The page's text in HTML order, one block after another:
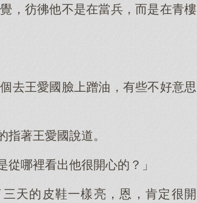
，彷彿他不是在當兵，而是在青樓
去王愛國臉上蹭油，有些不好意思
指著王愛國說道。
哪裡看出他很開心的？」
天的皮鞋一樣亮，恩，肯定很開